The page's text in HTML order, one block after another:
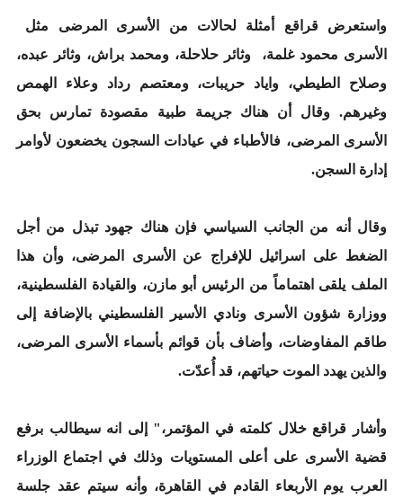
واستعرض قراقع أمثلة لحالات من الأسرى المرضى مثل
الأسرى محمود غلمة، وثائر حلاحلة، ومحمد براش، وثائر عبده،
وصلاح الطيطي، واياد حريبات، ومعتصم رداد وعلاء الهمص
وغيرهم. وقال أن هناك جريمة طبية مقصودة تمارس بحق
الأسرى المرضى، فالأطباء في عيادات السجون يخضعون لأوامر
إدارة السجن.
وقال أنه من الجانب السياسي فإن هناك جهود تبذل من أجل
الضغط على اسرائيل للإفراج عن الأسرى المرضى، وأن هذا
الملف يلقى اهتماماً من الرئيس أبو مازن، والقيادة الفلسطينية،
ووزارة شؤون الأسرى ونادي الأسير الفلسطيني بالإضافة إلى
طاقم المفاوضات، وأضاف بأن قوائم بأسماء الأسرى المرضى،
والذين يهدد الموت حياتهم، قد أُعدّت.
وأشار قراقع خلال كلمته في المؤتمر،" إلى انه سيطالب برفع
قضية الأسرى على أعلى المستويات وذلك في اجتماع الوزراء
العرب يوم الأربعاء القادم في القاهرة، وأنه سيتم عقد جلسة